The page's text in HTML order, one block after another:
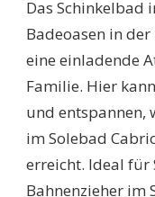
Das Schinkelbad
Badeoasen in
eine einladende
Familie. Hier
und entspannen,
im Solebad
erreicht. Ideal
Bahnenzieher im